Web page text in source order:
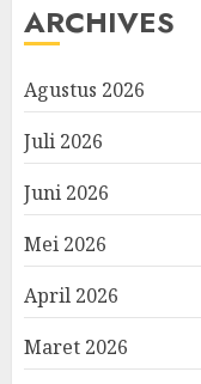
ARCHIVES
Agustus 2026
Juli 2026
Juni 2026
Mei 2026
April 2026
Maret 2026